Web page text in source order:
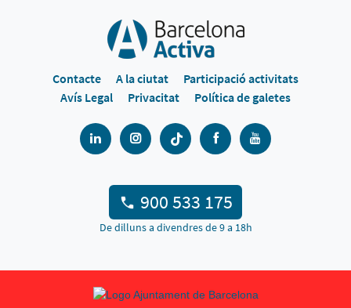
Contacte A la ciutat
Participació activitats
Avís Legal
Privacitat Política de galetes
900 533 175
De dilluns a divendres de 9 a 18h